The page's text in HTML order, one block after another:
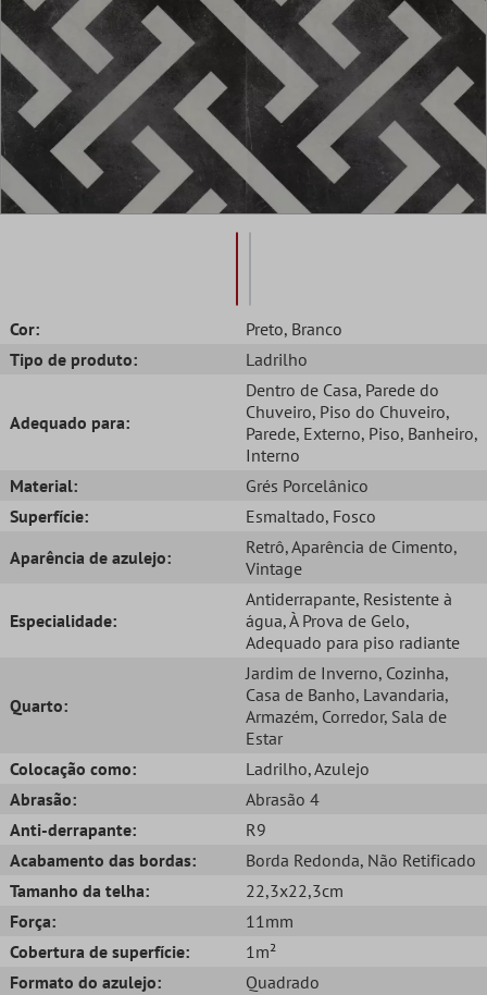
Cor: Preto, Branco
Tipo de produto:
Ladrilho
Adequado para:
Dentro de Casa, Parede do
Chuveiro, Piso do Chuveiro,
Parede, Externo, Piso, Banheiro,
Interno
Material:
Grés Porcelânico
Superfície:
Esmaltado, Fosco
Aparência de azulejo:
Retrô, Aparência de Cimento,
Vintage
Especialidade:
Antiderrapante, Resistente à
água, À Prova de Gelo,
Adequado para piso radiante
Quarto:
Jardim de Inverno, Cozinha,
Casa de Banho, Lavandaria,
Armazém, Corredor, Sala de
Estar
Colocação como:
Ladrilho, Azulejo
Abrasão:
Abrasão 4
Anti-derrapante:
R9
Acabamento das bordas:
Borda Redonda, Não Retificado
Tamanho da telha:
22,3x22,3cm
Força:
11mm
Cobertura de superfície:
1m²
Formato do azulejo:
Quadrado